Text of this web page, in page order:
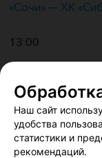
«Сочи» — ХК
13:00
Belbet Кубок
«Динамо-
«Металлург» Мг.
Наш сайт
удобства
статистики и
рекомендаций.